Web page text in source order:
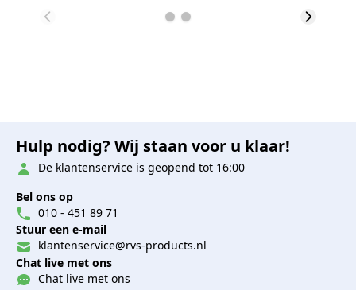
Hulp nodig? Wij staan voor u klaar!
De klantenservice is geopend tot 16:00
Bel ons op
010 - 451 89 71
Stuur een e-mail
klantenservice@rvs-products.nl
Chat live met ons
Chat live met ons